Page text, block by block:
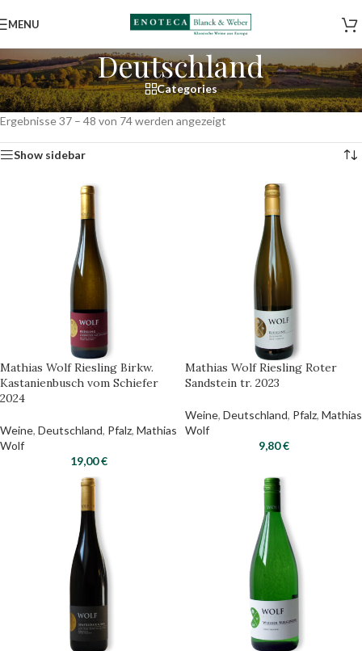
MENU
Deutschland
Categories
Start/Shop/Weine/Deutschland/Seite 4
Ergebnisse 37 – 48 von 74 werden angezeigt
Show sidebar
Mathias Wolf Riesling Birkw.
Kastanienbusch vom Schiefer
2024
Weine, Deutschland, Pfalz, Mathias
Wolf
19,00€
Mathias Wolf Riesling Roter
Sandstein tr. 2023
Weine, Deutschland, Pfalz, Mathias
Wolf
9,80€